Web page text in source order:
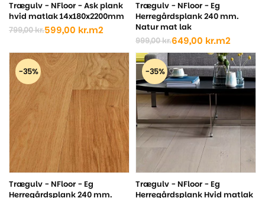
Trægulv - NFloor - Ask plank
hvid matlak 14x180x2200mm
799,00kr.
Den
pris
var:
799,00 kr..
599,00 kr.
Den
pris
er:
599,00 kr..
m2
Trægulv - NFloor - Eg
Herregårdsplank 240 mm.
Natur mat lak
999,00kr.
Den
oprindelige
pris
var:
999,00 kr..
649,00 kr.
Den
aktuelle
pris
er:
649,00 kr..
m2
-35%
Trægulv - NFloor - Eg
Herregårdsplank 240 mm.
-35%
Trægulv - NFloor - Eg
Herregårdsplank Hvid matlak